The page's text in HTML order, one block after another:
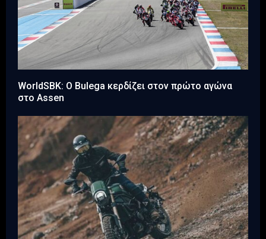
WorldSBK: Ο Bulega κερδίζει στον πρώτο αγώνα
στο Assen